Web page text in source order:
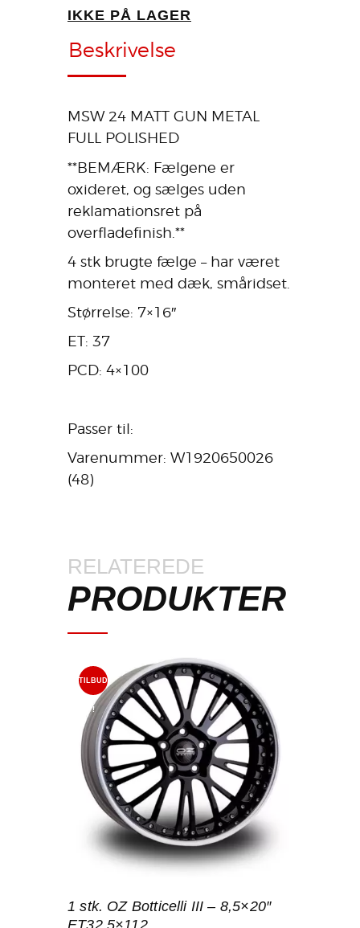
IKKE PÅ LAGER
Beskrivelse
MSW 24 MATT GUN METAL
FULL POLISHED
**BEMÆRK: Fælgene er
oxideret, og sælges uden
reklamationsret på
overfladefinish.**
4 stk brugte fælge – har været
monteret med dæk, småridset.
Størrelse: 7×16″
ET: 37
PCD: 4×100
Passer til:
Varenummer: W1920650026
(48)
RELATEREDE
PRODUKTER
TILBUD
!
1 stk. OZ Botticelli III – 8,5×20″